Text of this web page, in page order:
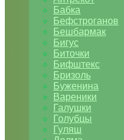
Бабка
Бефстроганов
Бешбармак
Бигус
Биточки
Бифштекс
Бризоль
Буженина
Вареники
Галушки
Голубцы
Гуляш